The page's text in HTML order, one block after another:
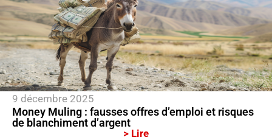
9 décembre 2025
Money Muling : fausses offres d’emploi et risques
de blanchiment d’argent
> Lire